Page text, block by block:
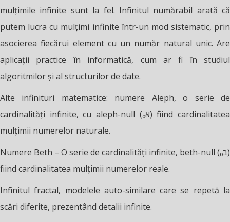
mulțimile infinite sunt la fel. Infinitul numărabil arată că
putem lucra cu mulțimi infinite într-un mod sistematic, prin
asocierea fiecărui element cu un număr natural unic. Are
aplicații practice în informatică, cum ar fi în studiul
algoritmilor și al structurilor de date.
Alte infinituri matematice: numere Aleph, o serie de
cardinalități infinite, cu aleph-null (א₀) fiind cardinalitatea
mulțimii numerelor naturale.
Numere Beth – O serie de cardinalități infinite, beth-null (ב₀)
fiind cardinalitatea mulțimii numerelor reale.
Infinitul fractal, modelele auto-similare care se repetă la
scări diferite, prezentând detalii infinite.